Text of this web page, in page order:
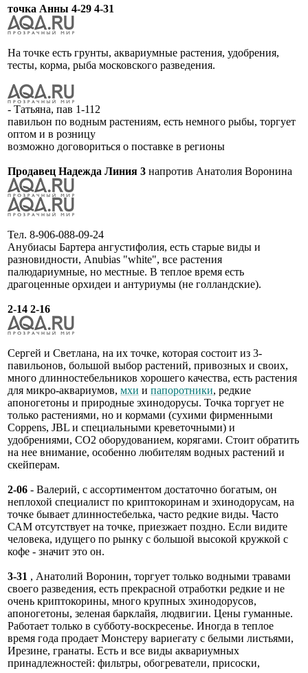
точка Анны 4-29 4-31
На точке есть грунты, аквариумные растения, удобрения,
тесты, корма, рыба московского разведения.
- Татьяна, пав 1-112
павильон по водным растениям, есть немного рыбы, торгует
оптом и в розницу
возможно договориться о поставке в регионы
Продавец Надежда Линия 3 напротив Анатолия Воронина
Тел. 8-906-088-09-24
Анубиасы Бартера ангустифолия, есть старые виды и
разновидности, Anubias "white", все растения
палюдариумные, но местные. В теплое время есть
драгоценные орхидеи и антуриумы (не голландские).
2-14 2-16
Сергей и Светлана, на их точке, которая состоит из 3-
павильонов, большой выбор растений, привозных и своих,
много длинностебельников хорошего качества, есть растения
для микро-аквариумов, мхи и папоротники, редкие
апоногетоны и природные эхинодорусы. Точка торгует не
только растениями, но и кормами (сухими фирменными
Coppens, JBL и специальными креветочными) и
удобрениями, СО2 оборудованием, корягами. Стоит обратить
на нее внимание, особенно любителям водных растений и
скейперам.
2-06 - Валерий, с ассортиментом достаточно богатым, он
неплохой специалист по криптокоринам и эхинодорусам, на
точке бывает длинностебелька, часто редкие виды. Часто
САМ отсутствует на точке, приезжает поздно. Если видите
человека, идущего по рынку с большой высокой кружкой с
кофе - значит это он.
3-31 , Анатолий Воронин, торгует только водными травами
своего разведения, есть прекрасной отработки редкие и не
очень криптокорины, много крупных эхинодорусов,
апоногетоны, зеленая барклайя, людвигии. Цены гуманные.
Работает только в субботу-воскресенье. Иногда в теплое
время года продает Монстеру вариегату с белыми листьями,
Ирезине, гранаты. Есть и все виды аквариумных
принадлежностей: фильтры, обогреватели, присоски,